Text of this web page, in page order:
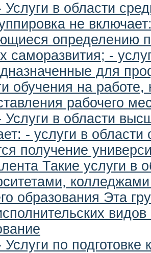
Услуги в области
не
определению
саморазвития; -
для
обучения на работе,
рабочего
Услуги в области
- услуги в области
получение
Такие услуги в
образования Эта
Услуги по